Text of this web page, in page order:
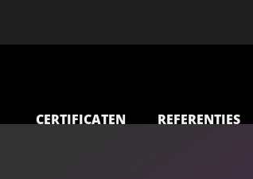
CERTIFICATEN REFERENTIES